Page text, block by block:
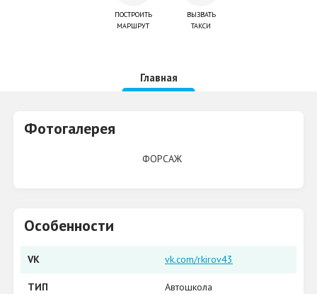
ПОСТРОИТЬ
МАРШРУТ
ВЫЗВАТЬ
ТАКСИ
Главная
Фотогалерея
ФОРСАЖ
Особенности
VK vk.com/rkirov43
ТИП Автошкола